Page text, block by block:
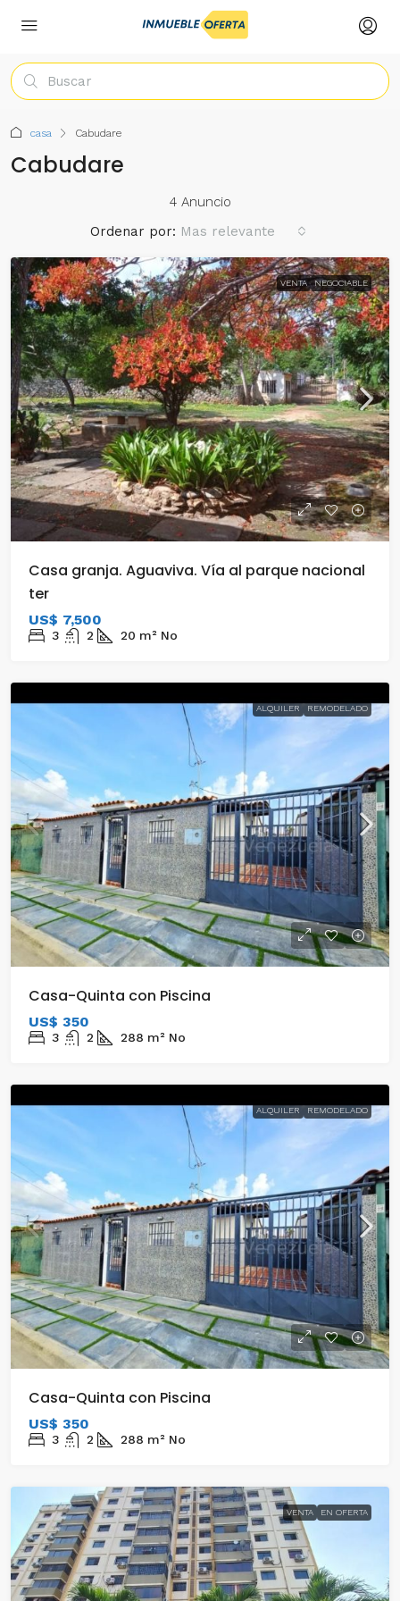
casa Cabudare
Cabudare
4 Anuncio
Ordenar por: Mas relevante
VENTA NEGOCIABLE
Casa granja. Aguaviva. Vía al parque nacional
ter
US$ 7,500
3 2 20 m² No
ALQUILER REMODELADO
Casa-Quinta con Piscina
US$ 350
3 2 288 m² No
ALQUILER REMODELADO
Casa-Quinta con Piscina
US$ 350
3 2 288 m² No
VENTA EN OFERTA